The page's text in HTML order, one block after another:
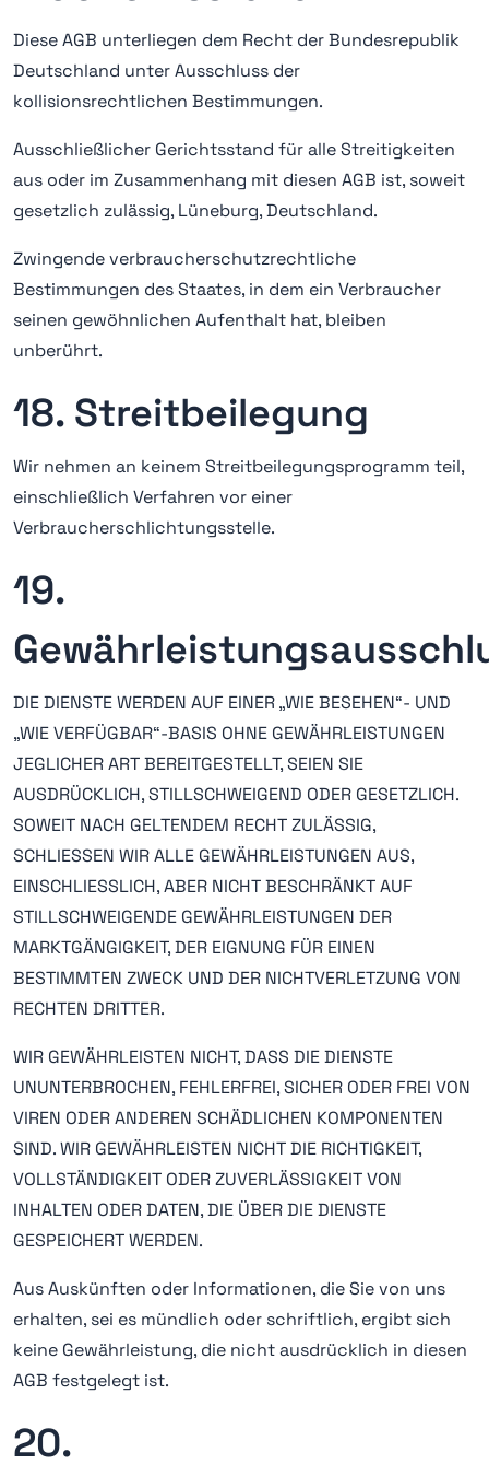
Diese AGB unterliegen dem Recht der Bundesrepublik
Deutschland unter Ausschluss der
kollisionsrechtlichen Bestimmungen.
Ausschließlicher Gerichtsstand für alle Streitigkeiten
aus oder im Zusammenhang mit diesen AGB ist, soweit
gesetzlich zulässig, Lüneburg, Deutschland.
Zwingende verbraucherschutzrechtliche
Bestimmungen des Staates, in dem ein Verbraucher
seinen gewöhnlichen Aufenthalt hat, bleiben
unberührt.
18. Streitbeilegung
Wir nehmen an keinem Streitbeilegungsprogramm teil,
einschließlich Verfahren vor einer
Verbraucherschlichtungsstelle.
19.
DIE DIENSTE WERDEN AUF EINER „WIE BESEHEN“- UND
„WIE VERFÜGBAR“-BASIS OHNE GEWÄHRLEISTUNGEN
JEGLICHER ART BEREITGESTELLT, SEIEN SIE
AUSDRÜCKLICH, STILLSCHWEIGEND ODER GESETZLICH.
SOWEIT NACH GELTENDEM RECHT ZULÄSSIG,
SCHLIESSEN WIR ALLE GEWÄHRLEISTUNGEN AUS,
EINSCHLIESSLICH, ABER NICHT BESCHRÄNKT AUF
STILLSCHWEIGENDE GEWÄHRLEISTUNGEN DER
MARKTGÄNGIGKEIT, DER EIGNUNG FÜR EINEN
BESTIMMTEN ZWECK UND DER NICHTVERLETZUNG VON
RECHTEN DRITTER.
WIR GEWÄHRLEISTEN NICHT, DASS DIE DIENSTE
UNUNTERBROCHEN, FEHLERFREI, SICHER ODER FREI VON
VIREN ODER ANDEREN SCHÄDLICHEN KOMPONENTEN
SIND. WIR GEWÄHRLEISTEN NICHT DIE RICHTIGKEIT,
VOLLSTÄNDIGKEIT ODER ZUVERLÄSSIGKEIT VON
INHALTEN ODER DATEN, DIE ÜBER DIE DIENSTE
GESPEICHERT WERDEN.
Aus Auskünften oder Informationen, die Sie von uns
erhalten, sei es mündlich oder schriftlich, ergibt sich
keine Gewährleistung, die nicht ausdrücklich in diesen
AGB festgelegt ist.
20.